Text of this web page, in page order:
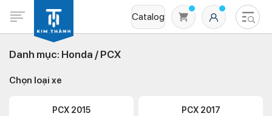
Catalog
Danh mục: Honda / PCX
Chọn loại xe
PCX 2015 PCX 2017